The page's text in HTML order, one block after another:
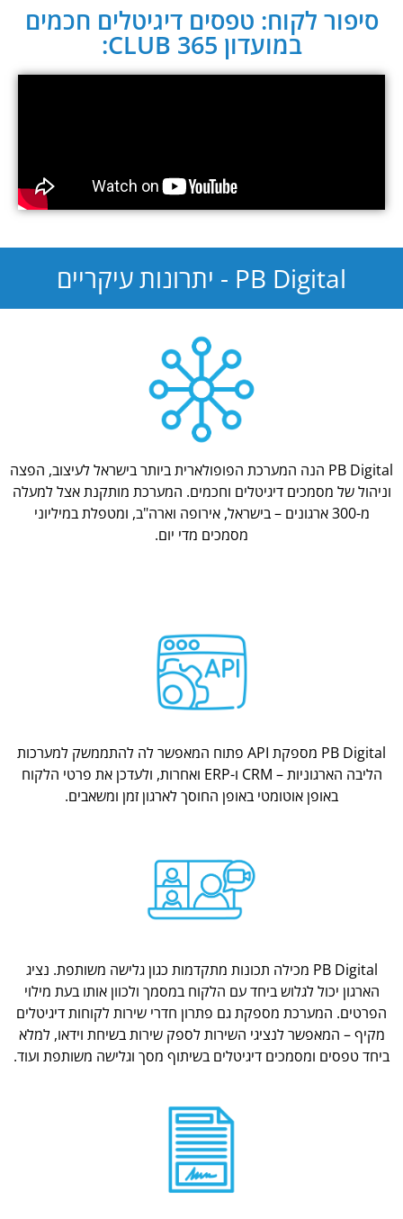
סיפור לקוח: טפסים דיגיטלים חכמים
במועדון CLUB 365:
PB Digital - יתרונות עיקריים
PB Digital הנה המערכת הפופולארית ביותר בישראל לעיצוב, הפצה
וניהול של מסמכים דיגיטלים וחכמים. המערכת מותקנת אצל למעלה
מ-300 ארגונים – בישראל, אירופה וארה"ב, ומטפלת במיליוני
מסמכים מדי יום.
PB Digital מספקת API פתוח המאפשר לה להתממשק למערכות
הליבה הארגוניות – CRM ו-ERP ואחרות, ולעדכן את פרטי הלקוח
באופן אוטומטי באופן החוסך לארגון זמן ומשאבים.
PB Digital מכילה תכונות מתקדמות כגון גלישה משותפת. נציג
הארגון יכול לגלוש ביחד עם הלקוח במסמך ולכוון אותו בעת מילוי
הפרטים. המערכת מספקת גם פתרון חדרי שירות לקוחות דיגיטלים
מקיף – המאפשר לנציגי השירות לספק שירות בשיחת וידאו, למלא
ביחד טפסים ומסמכים דיגיטלים בשיתוף מסך וגלישה משותפת ועוד.